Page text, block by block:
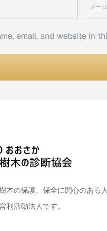
email, and website in
木の保護、保全に関心のある
利活動法人です。